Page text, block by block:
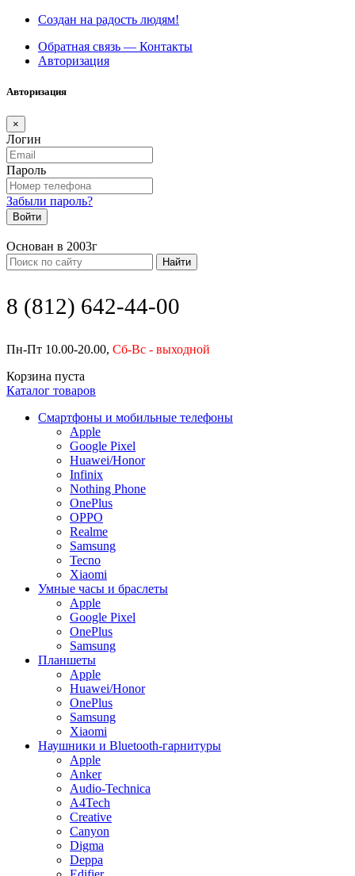
Создан на радость людям!
Обратная связь — Контакты
Авторизация
Авторизация
×
Логин
Пароль
Забыли пароль?
Войти
Основан в 2003г
Найти
8 (812) 642-44-00
Пн-Пт 10.00-20.00, Сб-Вс - выходной
Корзина пуста
Каталог товаров
Смартфоны и мобильные телефоны
Apple
Google Pixel
Huawei/Honor
Infinix
Nothing Phone
OnePlus
OPPO
Realme
Samsung
Tecno
Xiaomi
Умные часы и браслеты
Apple
Google Pixel
OnePlus
Samsung
Планшеты
Apple
Huawei/Honor
OnePlus
Samsung
Xiaomi
Наушники и Bluetooth-гарнитуры
Apple
Anker
Audio-Technica
A4Tech
Creative
Canyon
Digma
Deppa